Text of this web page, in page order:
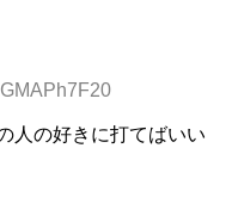
人の好きに打てばいい